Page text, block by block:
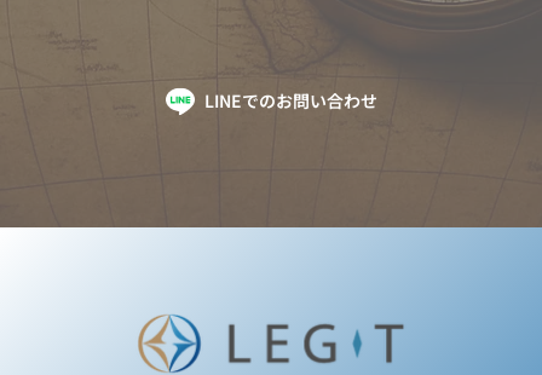
LINEでのお問い合わせ